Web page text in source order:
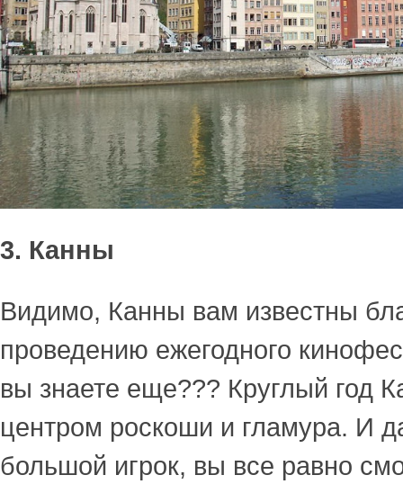
3. Канны
Видимо, Канны вам известны
проведению ежегодного
вы знаете еще??? Круглый год
центром роскоши и гламура. И
большой игрок, вы все равно